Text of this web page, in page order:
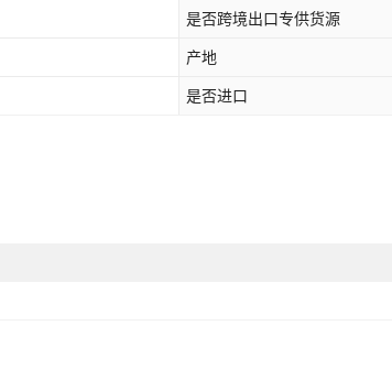
是否跨境出口专供货源
产地
是否进口